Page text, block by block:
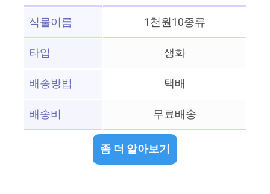
식물이름
1천원10종류
타입
생화
배송방법
택배
배송비
무료배송
좀 더 알아보기